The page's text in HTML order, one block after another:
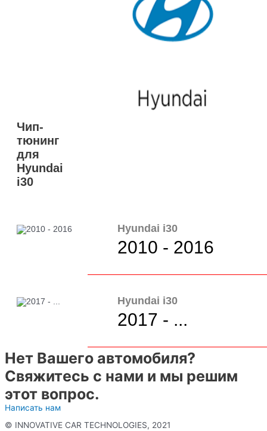
Чип-
тюнинг
для
Hyundai
i30
Hyundai i30
2010 - 2016
Hyundai i30
2017 - ...
Нет Вашего автомобиля?
Свяжитесь с нами и мы решим
этот вопрос.
Написать нам
© INNOVATIVE CAR TECHNOLOGIES, 2021